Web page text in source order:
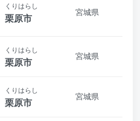
くりはらし
栗原市
宮城県
くりはらし
栗原市
宮城県
くりはらし
栗原市
宮城県